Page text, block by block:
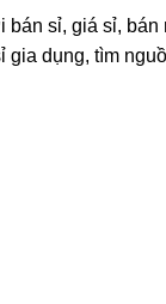
bán sỉ, giá sỉ,
gia dụng, tìm